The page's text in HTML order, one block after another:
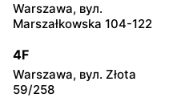
Netto
Ułanów 1C
Netto
Warszawa, вул.
Marszałkowska 104-122
4F
Warszawa, вул. Złota
59/258